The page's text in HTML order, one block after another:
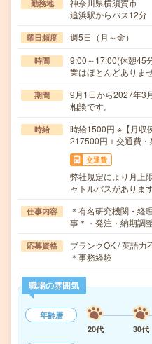
勤務地
神奈川県横須賀市
追浜駅からバス12分
曜日頻度 週5日（月～金）
時間
9:00～17:00(休憩45
業はほとんどありませ
期間
9月1日から2027年3
相談です。
時給
時給1500円 ※【月収
217500円＋交通費・
交通費
弊社規定により月上
ャトルバスがあります
仕事内容
＊有名研究機関・経
事＊・発注・納期調
応募資格
ブランクOK / 英語力
＊事務経験
職場の雰囲気
年齢層
20代
30代